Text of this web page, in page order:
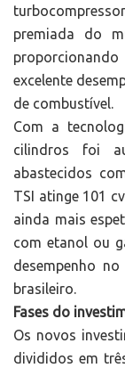
premiada do
excelente
de combustível.
Com a
cilindros foi
abastecidos
TSI atinge 101
ainda mais
com etanol ou
desempenho
brasileiro.
Fases do
Os novos
divididos em